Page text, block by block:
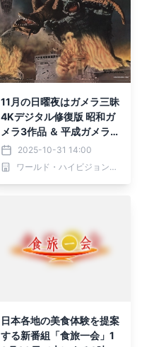
11月の日曜夜はガメラ三昧
4Kデジタル修復版 昭和ガ
メラ3作品 ＆ 平成ガメラ3
部作 を一挙放送！ 初回11
月2日（日）よる7時～ BS
12 トゥエルビで無料放送
2025-10-31 14:00
ワールド・ハイビジョン・チャンネル株式会社
日本各地の美食体験を提案
する新番組「食旅一会」1